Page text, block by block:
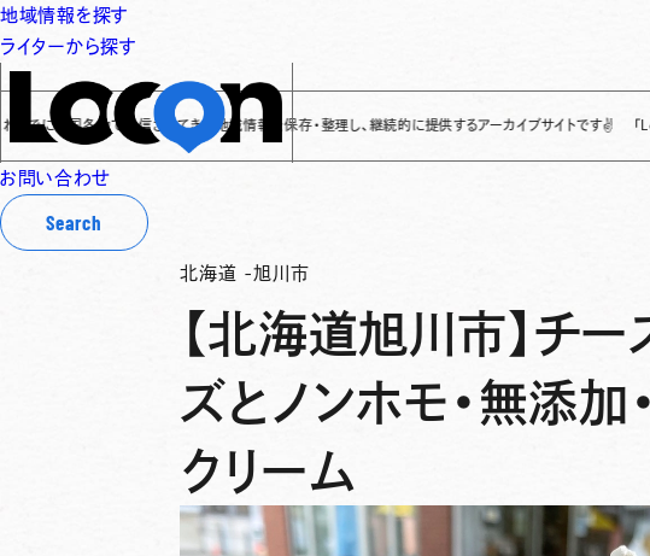
地域情報を探す
ライターから探す
お問い合わせ
Search
各地で発信されてきた地域情報を保存・整理し、継続的に提供するアーカイブサイトです✌ 「Locon（ロコ
北海道 -旭川市
【北海道旭川市】チ
ズとノンホモ・無添加
クリーム